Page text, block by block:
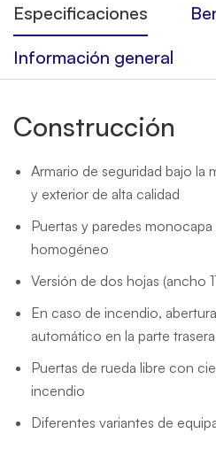
Especificaciones
Información general
Construcción
Armario de seguridad bajo la
y exterior de alta calidad
Puertas y paredes
homogéneo
Versión de dos hojas (ancho
En caso de incendio,
automático en la parte
Puertas de rueda libre con
incendio
Diferentes variantes de